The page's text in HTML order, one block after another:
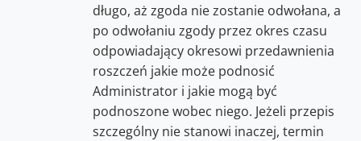
długo, aż zgoda nie zostanie odwołana, a
po odwołaniu zgody przez okres czasu
odpowiadający okresowi przedawnienia
roszczeń jakie może podnosić
Administrator i jakie mogą być
podnoszone wobec niego. Jeżeli przepis
szczególny nie stanowi inaczej, termin